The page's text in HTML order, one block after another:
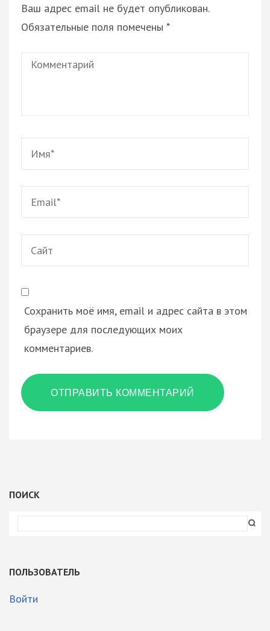
Ваш адрес email не будет опубликован.
Обязательные поля помечены *
Комментарий
Сохранить моё имя, email и адрес сайта в этом
браузере для последующих моих
комментариев.
ПОИСК
ПОЛЬЗОВАТЕЛЬ
Войти